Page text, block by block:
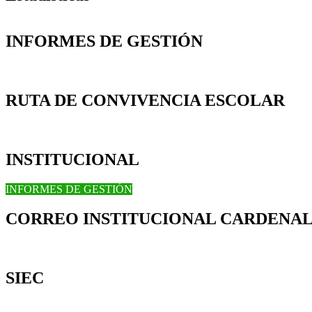
INFORMES DE GESTIÓN
RUTA DE CONVIVENCIA ESCOLAR
INSTITUCIONAL
INFORMES DE GESTIÓN
CORREO INSTITUCIONAL
SIEC